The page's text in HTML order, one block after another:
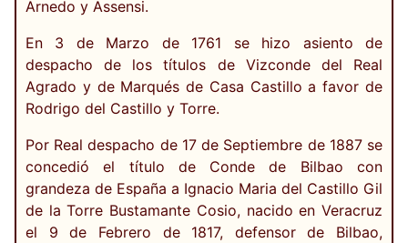
Arnedo y Assensi.
En 3 de Marzo de 1761 se hizo asiento de
despacho de los títulos de Vizconde del Real
Agrado y de Marqués de Casa Castillo a favor de
Rodrigo del Castillo y Torre.
Por Real despacho de 17 de Septiembre de 1887 se
concedió el título de Conde de Bilbao con
grandeza de España a Ignacio Maria del Castillo Gil
de la Torre Bustamante Cosio, nacido en Veracruz
el 9 de Febrero de 1817, defensor de Bilbao,